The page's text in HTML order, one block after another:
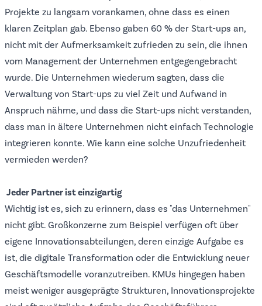
Projekte zu langsam vorankamen, ohne dass es einen
klaren Zeitplan gab. Ebenso gaben 60 % der Start-ups an,
nicht mit der Aufmerksamkeit zufrieden zu sein, die ihnen
vom Management der Unternehmen entgegengebracht
wurde. Die Unternehmen wiederum sagten, dass die
Verwaltung von Start-ups zu viel Zeit und Aufwand in
Anspruch nähme, und dass die Start-ups nicht verstanden,
dass man in ältere Unternehmen nicht einfach Technologie
integrieren konnte. Wie kann eine solche Unzufriedenheit
vermieden werden?
Jeder Partner ist einzigartig
Wichtig ist es, sich zu erinnern, dass es "das Unternehmen"
nicht gibt. Großkonzerne zum Beispiel verfügen oft über
eigene Innovationsabteilungen, deren einzige Aufgabe es
ist, die digitale Transformation oder die Entwicklung neuer
Geschäftsmodelle voranzutreiben. KMUs hingegen haben
meist weniger ausgeprägte Strukturen, Innovationsprojekte